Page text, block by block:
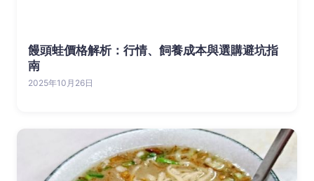
饅頭蛙價格解析：行情、飼養成本與選購避坑指
南
2025年10月26日